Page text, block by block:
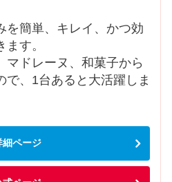
を簡単、キレイ、かつ効
す。
マドレーヌ、和菓子から
で、1台あると大活躍しま
細ページ